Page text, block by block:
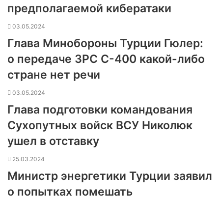
предполагаемой кибератаки
03.05.2024
Глава Минобороны Турции Гюлер:
о передаче ЗРС С-400 какой-либо
стране нет речи
03.05.2024
Глава подготовки командования
Сухопутных войск ВСУ Николюк
ушел в отставку
25.03.2024
Министр энергетики Турции заявил
о попытках помешать